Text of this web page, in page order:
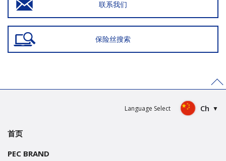
联系我们
保险丝搜索
Language Select Ch
首页
PEC BRAND